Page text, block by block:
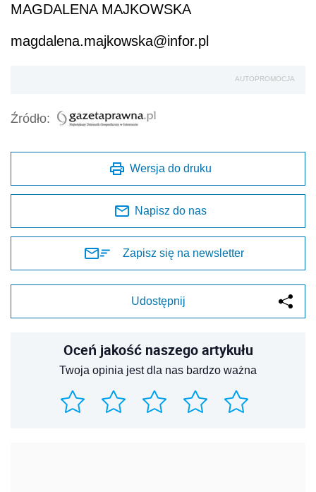
MAGDALENA MAJKOWSKA
magdalena.majkowska@infor.pl
AUTOPROMOCJA
Źródło:
Wersja do druku
Napisz do nas
Zapisz się na newsletter
Udostępnij
Oceń jakość naszego artykułu
Twoja opinia jest dla nas bardzo ważna